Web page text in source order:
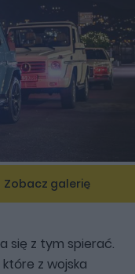
Zobacz galerię
się z tym spierać.
z wojska